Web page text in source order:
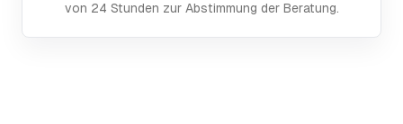
von 24 Stunden zur Abstimmung der Beratung.